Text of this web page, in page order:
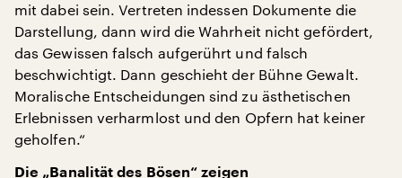
mit dabei sein. Vertreten indessen Dokumente die
Darstellung, dann wird die Wahrheit nicht gefördert,
das Gewissen falsch aufgerührt und falsch
beschwichtigt. Dann geschieht der Bühne Gewalt.
Moralische Entscheidungen sind zu ästhetischen
Erlebnissen verharmlost und den Opfern hat keiner
geholfen.“
Die „Banalität des Bösen“ zeigen